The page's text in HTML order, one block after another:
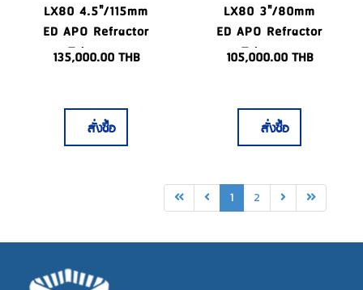
LX80 4.5"/115mm
ED APO Refractor
Telescope
135,000.00THB
สั่งซื้อ
LX80 3"/80mm
ED APO Refractor
Telescope
105,000.00THB
สั่งซื้อ
1 2